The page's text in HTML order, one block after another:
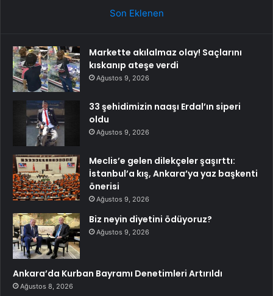
Son Eklenen
Markette akılalmaz olay! Saçlarını
kıskanıp ateşe verdi
Ağustos 9, 2026
33 şehidimizin naaşı Erdal’ın siperi
oldu
Ağustos 9, 2026
Meclis’e gelen dilekçeler şaşırttı:
İstanbul’a kış, Ankara’ya yaz başkenti
önerisi
Ağustos 9, 2026
Biz neyin diyetini ödüyoruz?
Ağustos 9, 2026
Ankara’da Kurban Bayramı Denetimleri Artırıldı
Ağustos 8, 2026